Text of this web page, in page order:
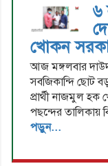
৬
খোকন
আজ মঙ্গলবার
সবজিকান্দি ছোট
প্রার্থী নাজমুল
পছন্দের
পড়ুন...